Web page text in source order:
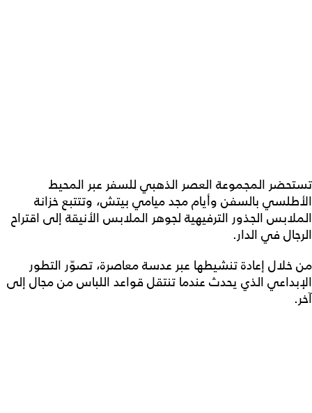
تستحضر المجموعة العصر الذهبي للسفر عبر المحيط
الأطلسي بالسفن وأيام مجد ميامي بيتش، وتتتبع خزانة
الملابس الجذور الترفيهية لجوهر الملابس الأنيقة إلى اقتراح
الرجال في الدار.
من خلال إعادة تنشيطها عبر عدسة معاصرة، تصوّر التطور
الإبداعي الذي يحدث عندما تنتقل قواعد اللباس من مجال إلى
آخر.